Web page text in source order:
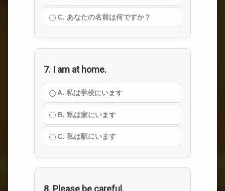
C. あなたの名前は何ですか？
7. I am at home.
A. 私は学校にいます
B. 私は家にいます
C. 私は駅にいます
8. Please be careful.